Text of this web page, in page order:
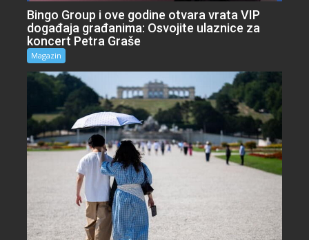
Bingo Group i ove godine otvara vrata VIP
događaja građanima: Osvojite ulaznice za
koncert Petra Graše
Magazin